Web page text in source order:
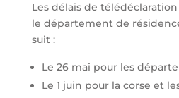
Les délais de
le département de
suit :
Le 26 mai pour les
Le 1 juin pour la corse et